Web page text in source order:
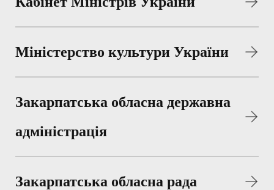
Міністерство культури України
Закарпатська обласна державна
адміністрація
Закарпатська обласна рада